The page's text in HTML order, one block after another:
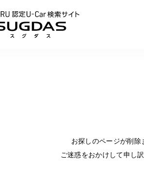
お探しのページが削
ご迷惑をおかけして申し